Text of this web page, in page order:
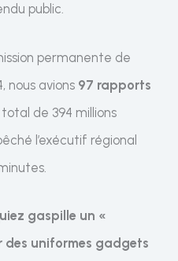
public.
permanente de
nous avions 97 rapports
de 394 millions
l’exécutif régional
gaspille un «
uniformes gadgets